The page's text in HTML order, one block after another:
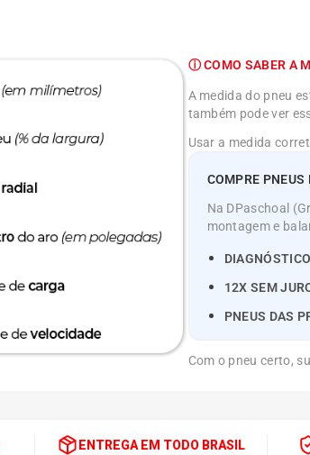
ⓘ COMO SABER A
A medida do pneu
também pode ver
Usar a medida
COMPRE PNEUS
Na DPaschoal
montagem e
12X SEM
PNEUS DAS
Com o pneu certo,
ENTREGA EM TODO BRASIL